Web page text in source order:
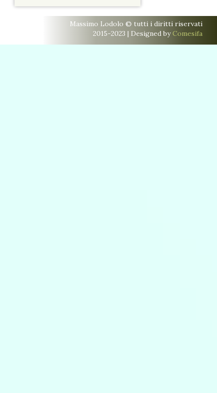
Massimo Lodolo © tutti i diritti riservati
2015-2023 | Designed byComesifa